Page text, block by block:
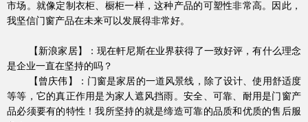
Hennissy海外官网
市场。就像定制衣柜、橱柜一样，这种产品的可塑性非常高。因此，
我坚信门窗产品在未来可以发展得非常好。
【新浪家居】：现在軒尼斯在业界获得了一致好评，有什么理念
是企业一直在坚持的吗？
【曾庆伟】：门窗是家居的一道风景线，除了设计、使用舒适度
等等，它的真正作用是为家人遮风挡雨。安全、可靠、耐用是门窗产
品必须要有的特性！我所坚持的就是缔造可靠的品质和优质的售后服